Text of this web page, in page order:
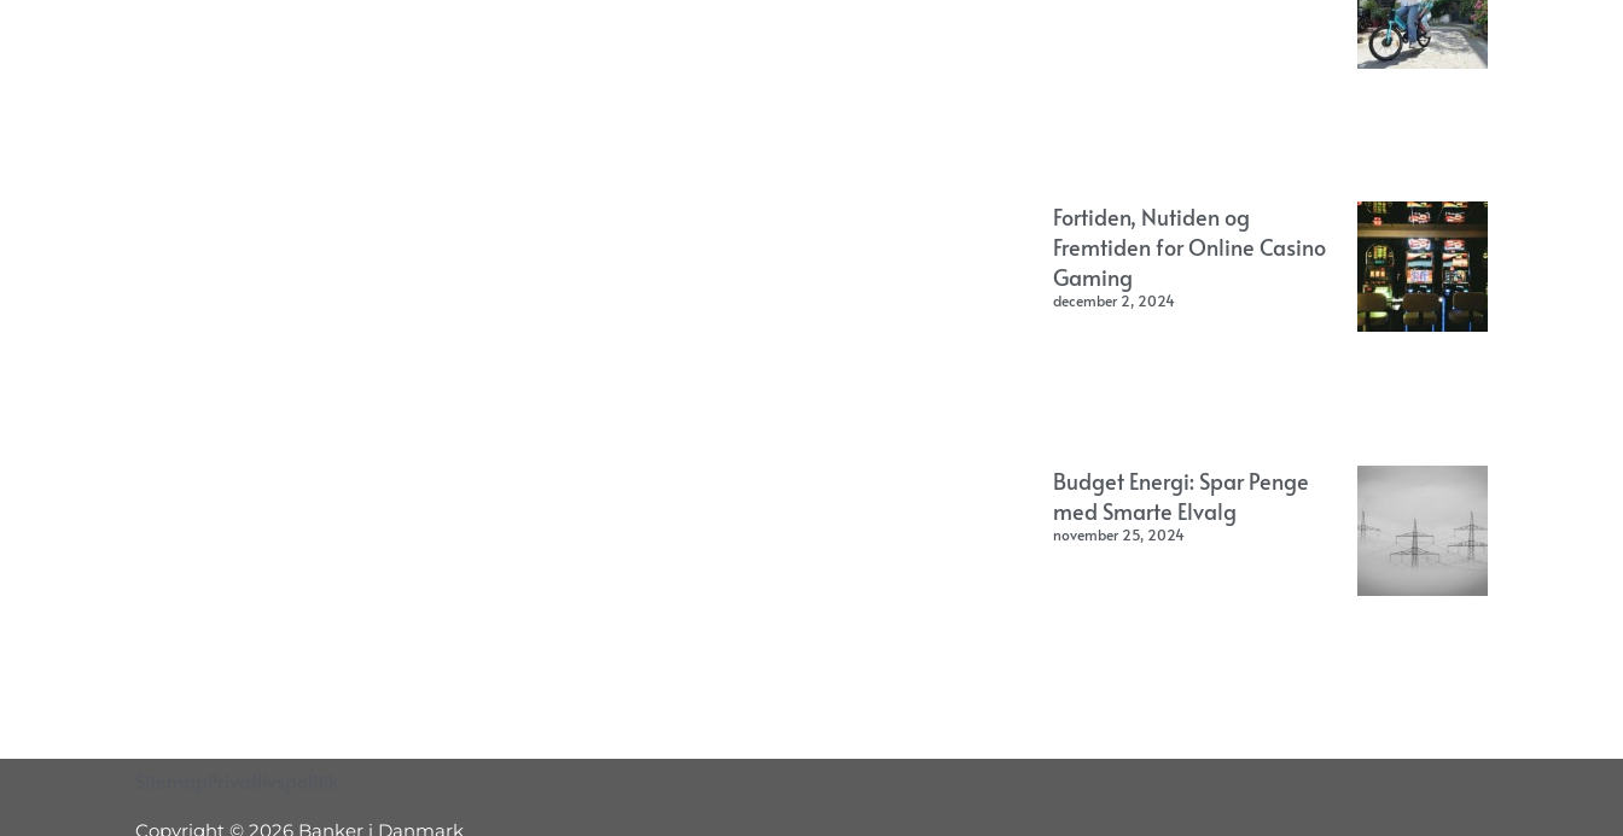
Fortiden, Nutiden og
Fremtiden for Online Casino
Gaming
december 2, 2024
Budget Energi: Spar Penge
med Smarte Elvalg
november 25, 2024
Copyright © 2026 Banker i Danmark